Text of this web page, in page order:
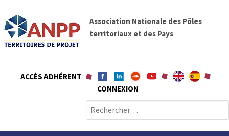
t
A
N
P
P
Association Nationale des Pôles
territoriaux et des Pays
ACCÈS ADHÉRENT
CONNEXION
e
c